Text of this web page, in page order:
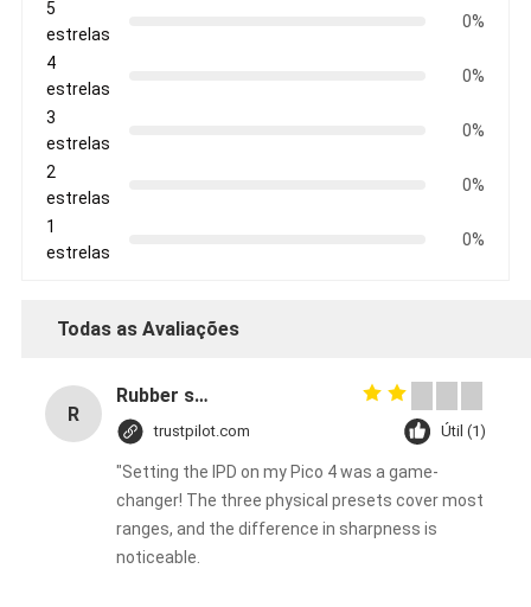
5
estrelas
0%
4
estrelas
0%
3
estrelas
0%
2
estrelas
0%
1
estrelas
0%
Todas as Avaliações
R
Rubber solid forklift tires For material handling forklift
trustpilot.com Útil (1)
"Setting the IPD on my Pico 4 was a game-
changer! The three physical presets cover most
ranges, and the difference in sharpness is
noticeable.